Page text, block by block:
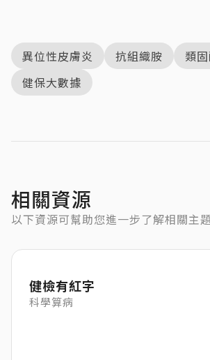
異位性皮膚炎 抗組織胺
類
健保大數據
相關資源
以下資源可幫助您進一步了解相關主
健檢有紅字
科學算病